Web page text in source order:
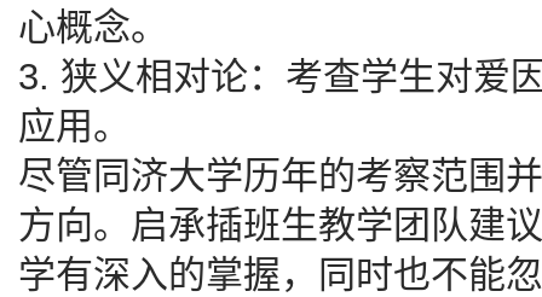
心概念。
3. 狭义相对论：考查学生对爱
应用。
尽管同济大学历年的考察范围
方向。启承插班生教学团队建
学有深入的掌握，同时也不能